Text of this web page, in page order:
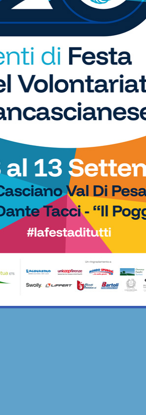
Army)
(Nottingham Pesa), Petrozza(Atl.
(Al Pozzo),Rinaldi(Los Pollos),Pieri
Moriani(Crystal Plaza),
(Los
(Al Pozzo), Belli
(Al
(Virtus Freschello),
Saponetto(Virtus
Di Falco(Montagnana), Fidone (El
Marziali(El Dorado),Antidormi (El
Dorado),Mancini Ma.(Jack’S Army),
Mariotti T.
(SPQR)
FRATRES AMATORI